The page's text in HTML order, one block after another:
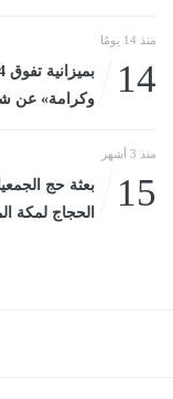
منذ 14 يومًا
14
وكرامة» عن شهر...
منذ 3 أشهر
15
بعثة حج
الحجاج لمكة